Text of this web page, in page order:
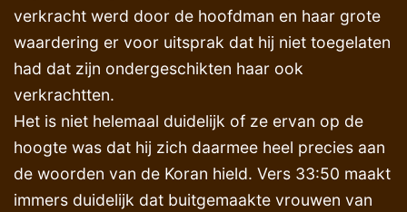
verkracht werd door de hoofdman en haar grote
waardering er voor uitsprak dat hij niet toegelaten
had dat zijn ondergeschikten haar ook
verkrachtten.
Het is niet helemaal duidelijk of ze ervan op de
hoogte was dat hij zich daarmee heel precies aan
de woorden van de Koran hield. Vers 33:50 maakt
immers duidelijk dat buitgemaakte vrouwen van